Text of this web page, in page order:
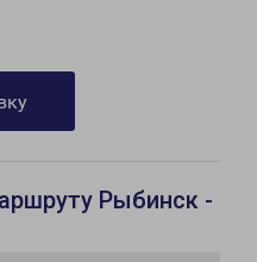
Рыбинск -